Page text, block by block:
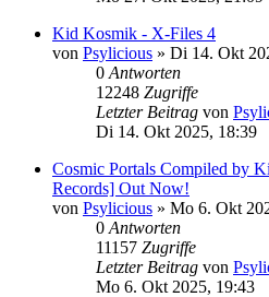
Kid Kosmik - X-Files 4
von Psylicious » Di 14. Okt
0 Antworten
12248 Zugriffe
Letzter Beitrag von
Di 14. Okt 2025, 18:39
Cosmic Portals Compiled by
Records] Out Now!
von Psylicious » Mo 6. Okt
0 Antworten
11157 Zugriffe
Letzter Beitrag von
Mo 6. Okt 2025, 19:43